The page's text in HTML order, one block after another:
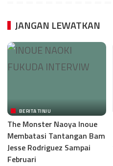
JANGAN LEWATKAN
BERITA TINJU
The Monster Naoya Inoue
Membatasi Tantangan Bam
Jesse Rodriguez Sampai
Februari